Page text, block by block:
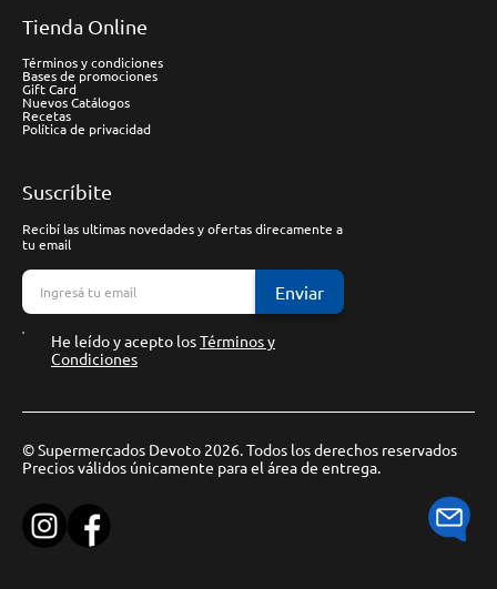
Tienda Online
Términos y condiciones
Bases de promociones
Gift Card
Nuevos Catálogos
Recetas
Política de privacidad
Suscríbite
Recibí las ultimas novedades y ofertas direcamente a
tu email
Enviar
He leído y acepto losTérminos y
Condiciones
© Supermercados Devoto 2026. Todos los derechos reservados
Precios válidos únicamente para el área de entrega.